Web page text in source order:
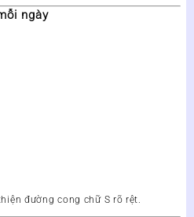
ngày
đường cong chữ S rõ rệt.